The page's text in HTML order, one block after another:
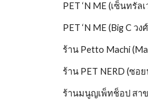
PET ‘N ME (เซ็นทรัล
PET ‘N ME (Big C วง
ร้าน Petto Machi
ร้าน PET NERD (ซอ
ร้านมนูญเพ็ทช็อป สา